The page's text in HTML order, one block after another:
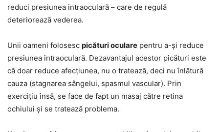
reduci presiunea intraoculară – care de regulă
deteriorează vederea.
Unii oameni folosesc picături oculare pentru a-și reduce
presiunea intraoculară. Dezavantajul acestor picături este
că doar reduce afecțiunea, nu o tratează, deci nu înlătură
cauza (stagnarea sângelui, spasmul vascular). Prin
exercițiu însă, se face de fapt un masaj către retina
ochiului și se tratează problema.